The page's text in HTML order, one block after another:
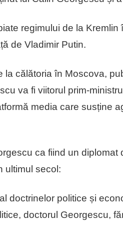
regimului de la
de Vladimir Putin.
la călătoria în Moscova,
va fi viitorul prim-
media care susține
ca fiind un diplomat
ultimul secol:
doctrinelor politice și
doctorul Georgescu,